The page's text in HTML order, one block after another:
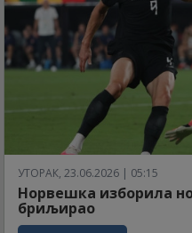
УТОРАК, 23.06.2026 | 05:15
Норвешка изборила
бриљирао